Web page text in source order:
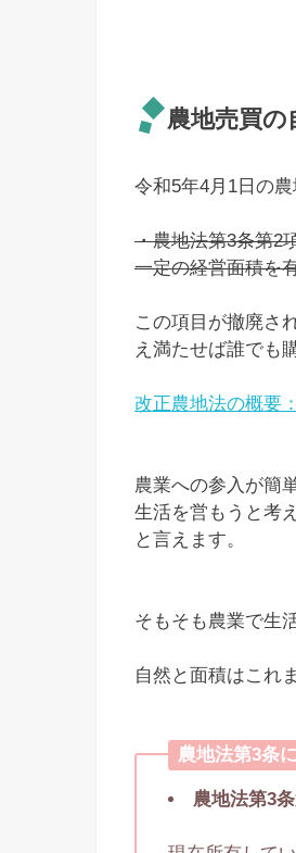
農地売買の
令和5年4月1日の
・農地法第3条第2
一定の経営面積を
この項目が撤廃さ
え満たせば誰でも
改正農地法の概要
農業への参入が簡
生活を営もうと考
と言えます。
そもそも農業で生
自然と面積はこれ
農地法第3条
農地法第3